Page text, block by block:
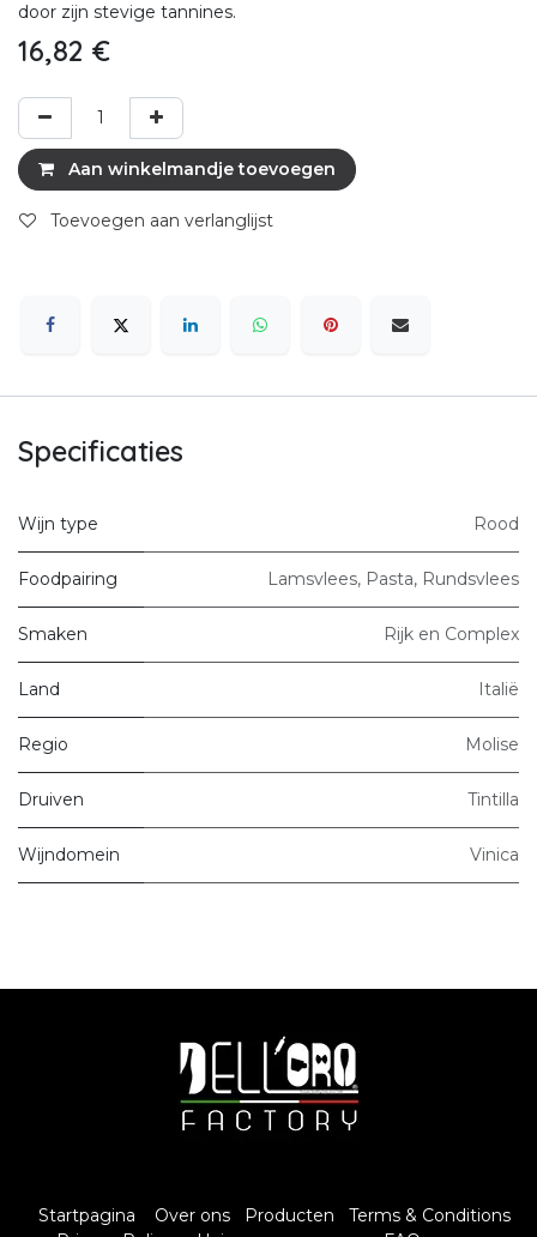
door zijn stevige tannines.
16,82 €
Aan winkelmandje toevoegen
Toevoegen aan verlanglijst
Specificaties
Wijn type Rood
Foodpairing Lamsvlees, Pasta, Rundsvlees
Smaken Rijk en Complex
Land Italië
Regio Molise
Druiven Tintilla
Wijndomein Vinica
Startpagina Over ons Producten
Terms & Conditions